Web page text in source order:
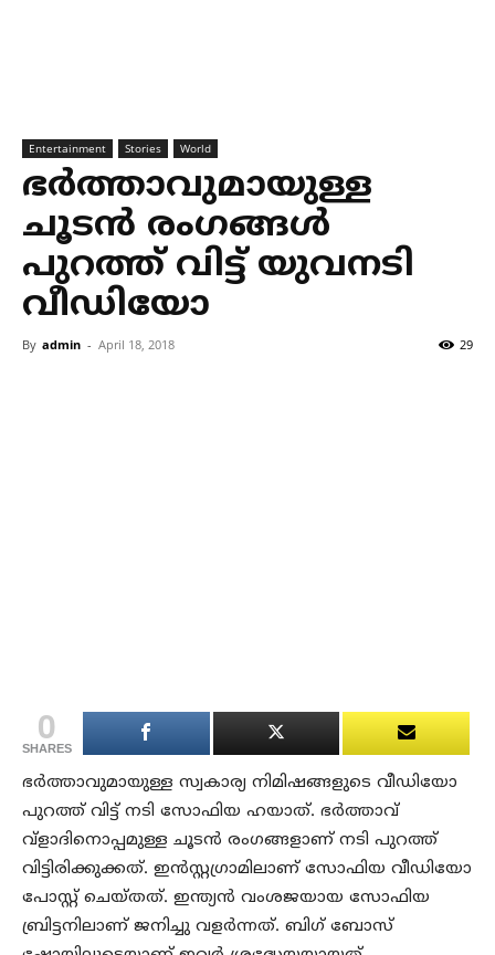
Entertainment Stories World
ഭര്‍ത്താവുമായുള്ള
ചൂടന്‍ രംഗങ്ങള്‍
പുറത്ത് വിട്ട് യുവനടി
വീഡിയോ
By admin - April 18, 2018 29
0
SHARES
ഭര്‍ത്താവുമായുള്ള സ്വകാര്യ നിമിഷങ്ങളുടെ വീഡിയോ
പുറത്ത് വിട്ട് നടി സോഫിയ ഹയാത്. ഭര്‍ത്താവ്
വ്ളാദിനൊപ്പമുള്ള ചൂടന്‍ രംഗങ്ങളാണ് നടി പുറത്ത്
വിട്ടിരിക്കുക്കത്. ഇന്‍സ്റ്റഗ്രാമിലാണ് സോഫിയ വീഡിയോ
പോസ്റ്റ് ചെയ്തത്. ഇന്ത്യന്‍ വംശജയായ സോഫിയ
ബ്രിട്ടനിലാണ് ജനിച്ചു വളര്‍ന്നത്. ബിഗ് ബോസ്